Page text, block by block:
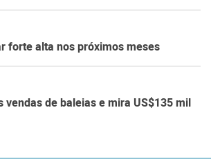
forte alta nos próximos meses
vendas de baleias e mira US$135 mil